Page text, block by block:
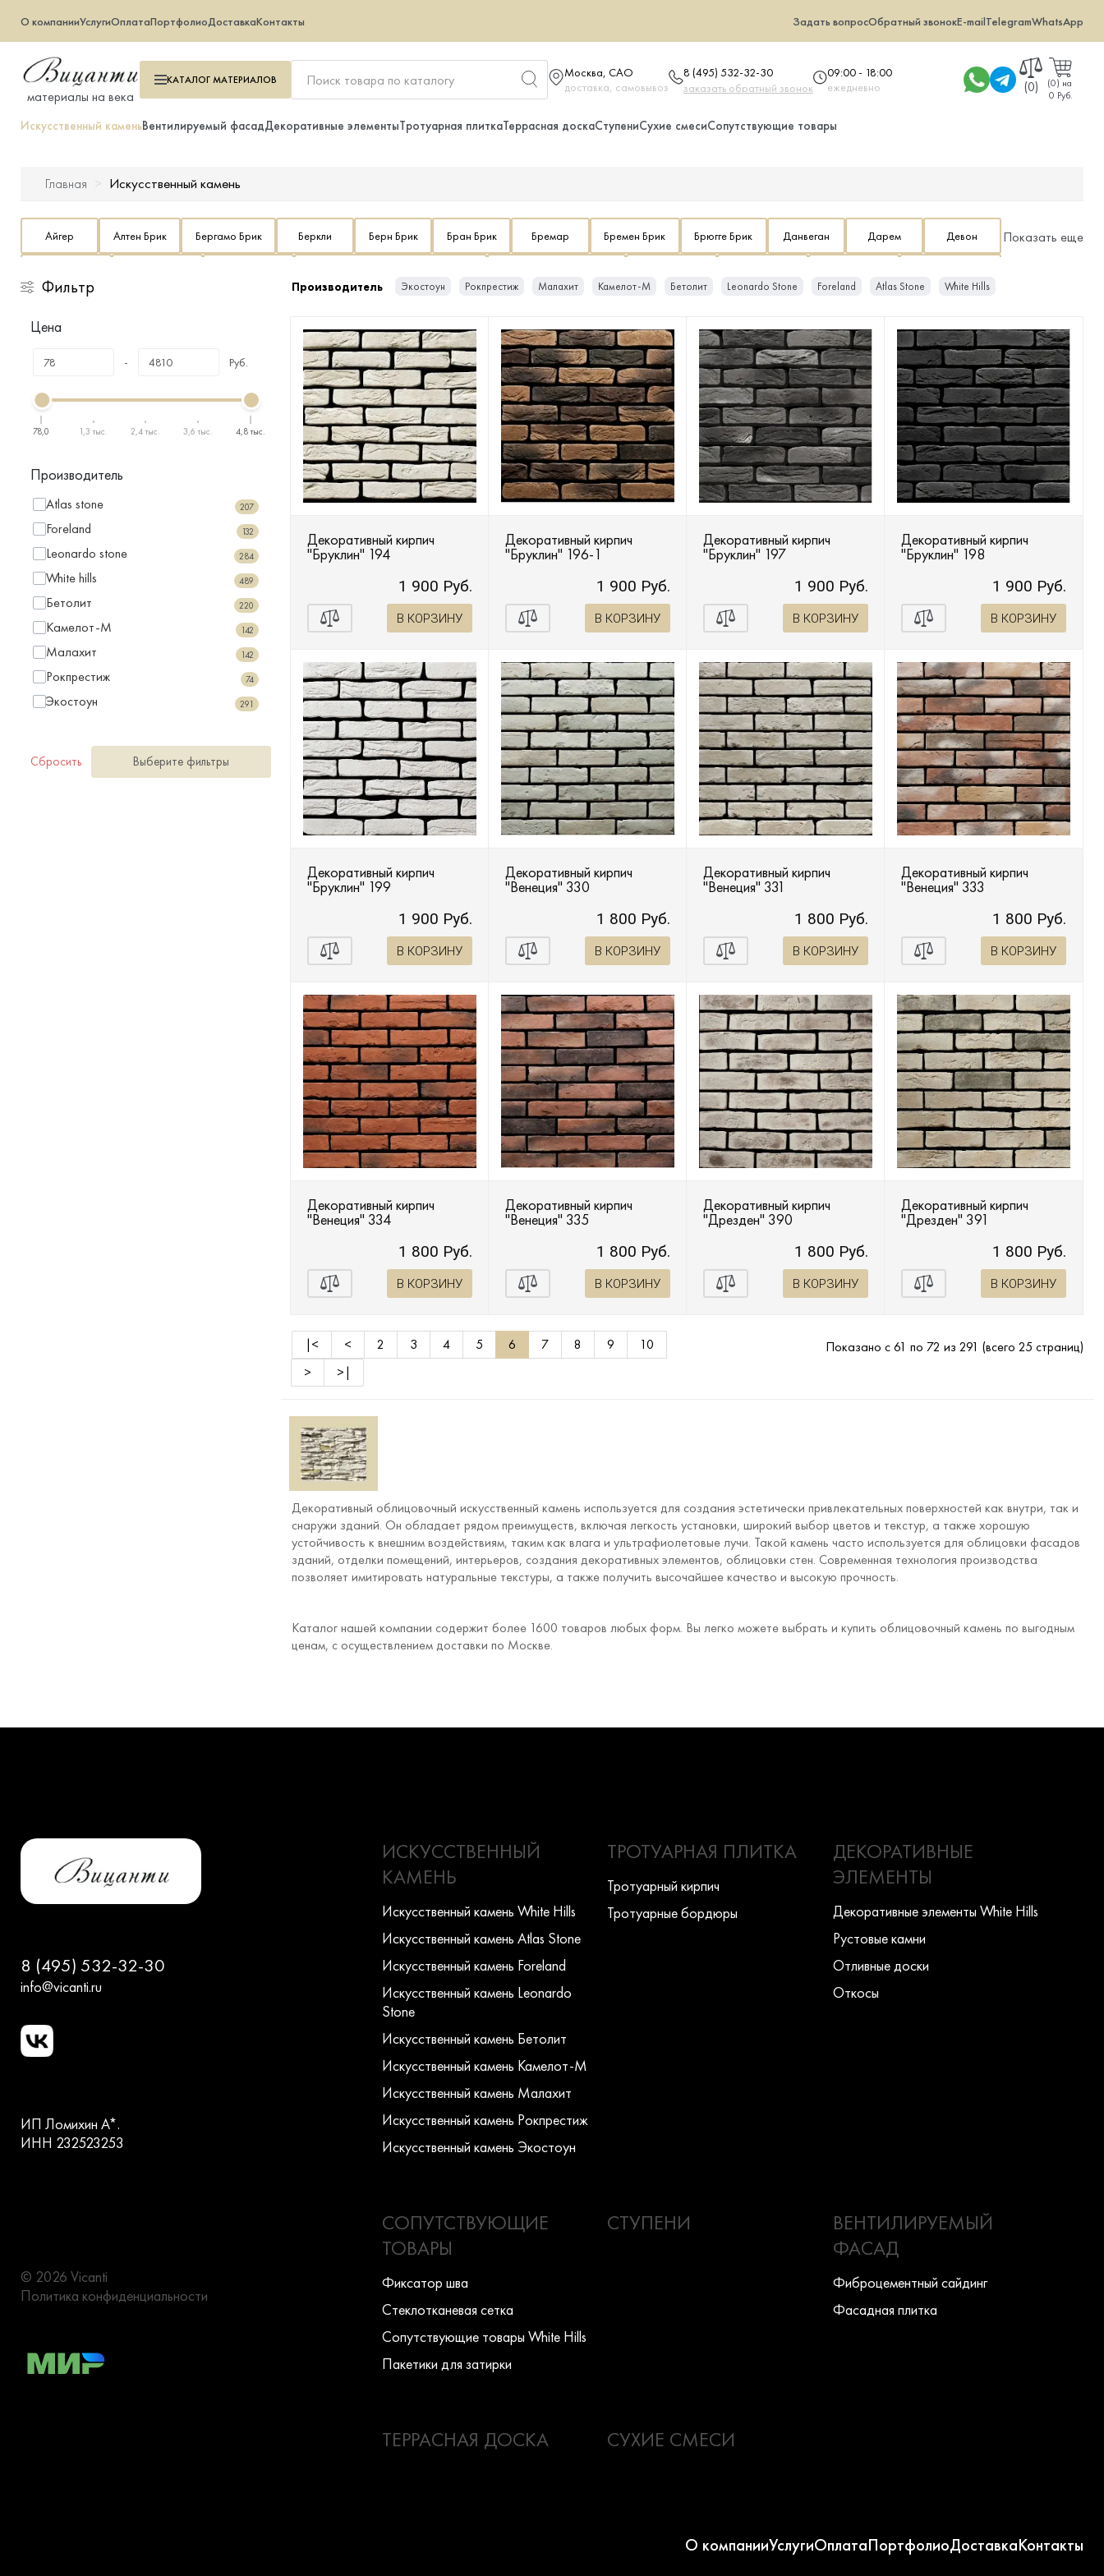
О компанииУслугиОплатаПортфолиоДоставкаКонтакты Задать вопросОбратный звонокE-mailTelegramWhatsApp
материалы на века
КАТАЛОГМАТЕРИАЛОВ
Москва, САО
доставка, самовывоз
8 (495) 532-32-30
заказать обратный звонок
09:00 - 18:00
ежедневно
(0) (0) на
0 Руб.
Искусственный каменьВентилируемый фасадДекоративные элементыТротуарная плиткаТеррасная доскаСтупениСухие смесиСопутствующие товары
Вентилируемый фасад
Декоративные элементы
Ступени
Сопутствующие товары
Главная Искусственный камень
Айгер Алтен Брик Бергамо Брик Беркли Берн Брик Бран Брик Бремар Бремен Брик Брюгге Брик Данвеган Дарем Девон
Ригельный кирпич Ринн Брик Рока Рутланд Сандерлэнд Сити Брик Сопутствующие товары для искусственного камня
Тибур Тиволи Брик Тилл Тироль Брик Толедо Торн Брик Торре Бьянка Тоскана Уайт Клиффс
Хайлэнд Хантли Шербон Шеффилд Шинон Эль Торре Эрдинг Брик
Показать еще
Фильтр
Цена
- Руб.
78,0 1,3 тыс. 2,4 тыс. 3,6 тыс. 4,8 тыс.
Производитель
Atlas stone 207
Foreland 132
Leonardo stone 284
White hills 489
Бетолит 220
Камелот-М 142
Малахит 142
Рокпрестиж 74
Экостоун 291
Сбросить Выберите фильтры
Производитель Экостоун Рокпрестиж Малахит Камелот-М Бетолит Leonardo Stone Foreland Atlas Stone White Hills
Декоративный кирпич
"Бруклин" 194
1 900 Руб.
В КОРЗИНУ
Декоративный кирпич
"Бруклин" 196-1
1 900 Руб.
В КОРЗИНУ
Декоративный кирпич
"Бруклин" 197
1 900 Руб.
В КОРЗИНУ
Декоративный кирпич
"Бруклин" 198
1 900 Руб.
В КОРЗИНУ
Декоративный кирпич
"Бруклин" 199
1 900 Руб.
В КОРЗИНУ
Декоративный кирпич
"Венеция" 330
1 800 Руб.
В КОРЗИНУ
Декоративный кирпич
"Венеция" 331
1 800 Руб.
В КОРЗИНУ
Декоративный кирпич
"Венеция" 333
1 800 Руб.
В КОРЗИНУ
Декоративный кирпич
"Венеция" 334
1 800 Руб.
В КОРЗИНУ
Декоративный кирпич
"Венеция" 335
1 800 Руб.
В КОРЗИНУ
Декоративный кирпич
"Дрезден" 390
1 800 Руб.
В КОРЗИНУ
Декоративный кирпич
"Дрезден" 391
1 800 Руб.
В КОРЗИНУ
|< < 2 3 4 5 6 7 8 9
10
>
>|
Показано с 61 по 72 из 291 (всего 25 страниц)
Декоративный облицовочный искусственный камень используется для создания эстетически привлекательных поверхностей как внутри, так и
снаружи зданий. Он обладает рядом преимуществ, включая легкость установки, широкий выбор цветов и текстур, а также хорошую
устойчивость к внешним воздействиям, таким как влага и ультрафиолетовые лучи. Такой камень часто используется для облицовки фасадов
зданий, отделки помещений, интерьеров, создания декоративных элементов, облицовки стен. Современная технология производства
позволяет имитировать натуральные текстуры, а также получить высочайшее качество и высокую прочность.
Каталог нашей компании содержит более 1600 товаров любых форм. Вы легко можете выбрать и купить облицовочный камень по выгодным
ценам, с осуществлением доставки по Москве.
8 (495) 532-32-30
info@vicanti.ru
ИП Ломихин А*.
ИНН 232523253
© 2026 Vicanti
Политика конфиденциальности
ИСКУССТВЕННЫЙ
КАМЕНЬ
Искусcтвенный камень White Hills
Искусcтвенный камень Atlas Stone
Искусcтвенный камень Foreland
Искусcтвенный камень Leonardo
Stone
Искусcтвенный камень Бетолит
Искусcтвенный камень Камелот-М
Искусcтвенный камень Малахит
Искусcтвенный камень Рокпрестиж
Искусcтвенный камень Экостоун
ТРОТУАРНАЯ ПЛИТКА
Тротуарный кирпич
Тротуарные бордюры
ДЕКОРАТИВНЫЕ
ЭЛЕМЕНТЫ
Декоративные элементы White Hills
Рустовые камни
Отливные доски
Откосы
СОПУТСТВУЮЩИЕ
ТОВАРЫ
Фиксатор шва
Стеклотканевая сетка
Сопутствующие товары White Hills
Пакетики для затирки
СТУПЕНИ
ВЕНТИЛИРУЕМЫЙ
ФАСАД
Фиброцементный сайдинг
Фасадная плитка
ТЕРРАСНАЯ ДОСКА СУХИЕ СМЕСИ
О компанииУслугиОплатаПортфолиоДоставкаКонтакты